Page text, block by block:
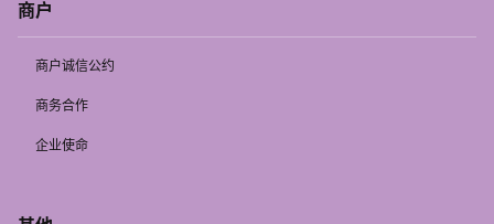
商户
商户诚信公约
商务合作
企业使命